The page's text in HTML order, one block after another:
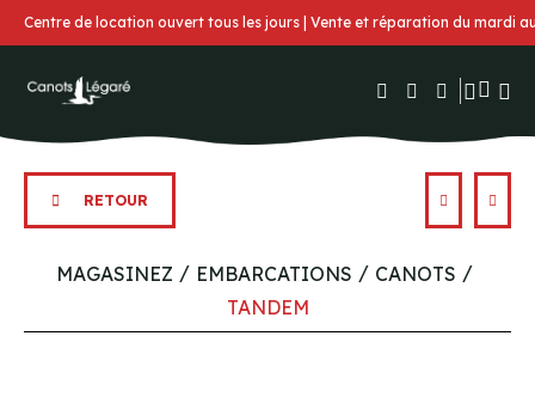
Centre de location ouvert tous les jours | Vente et réparation du mardi
RETOUR
MAGASINEZ EMBARCATIONS
CANOTS
TANDEM